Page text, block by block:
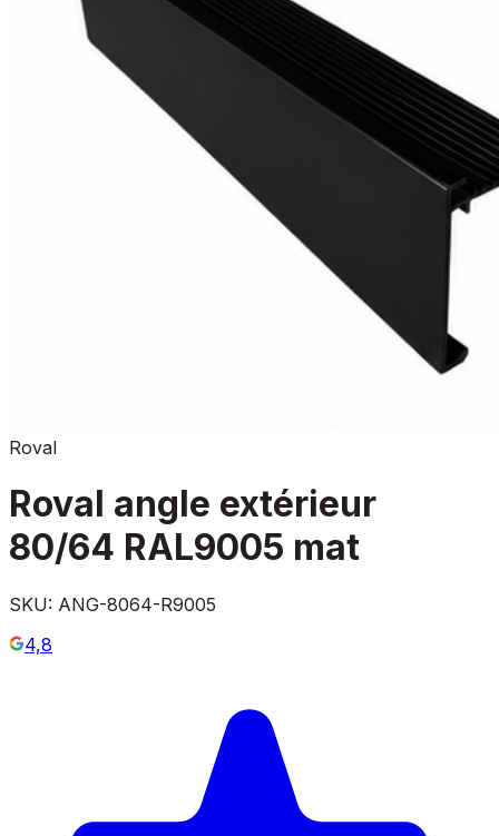
Roval
Roval angle extérieur
80/64 RAL9005 mat
SKU: ANG-8064-R9005
4,8